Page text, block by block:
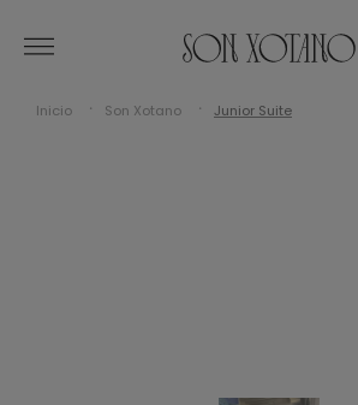
Inicio Son Xotano Junior Suite